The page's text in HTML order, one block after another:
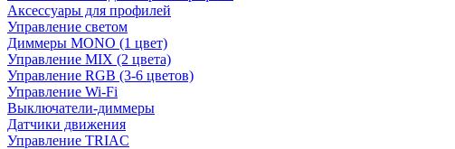
Аксессуары для профилей
Управление светом
Диммеры MONO (1 цвет)
Управление MIX (2 цвета)
Управление RGB (3-6 цветов)
Управление Wi-Fi
Выключатели-диммеры
Датчики движения
Управление TRIAC